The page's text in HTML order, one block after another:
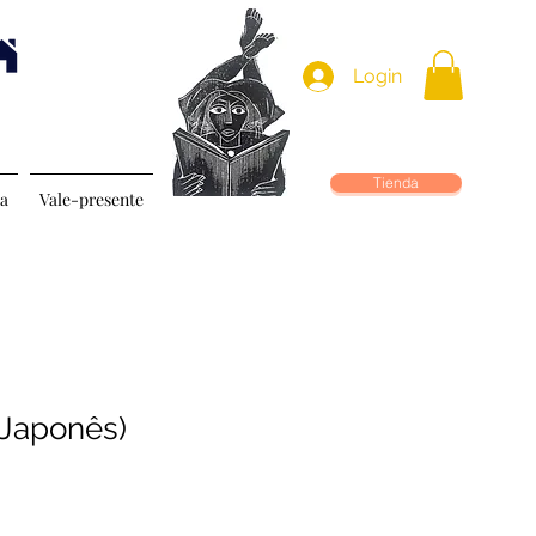
Vale-presente
Login
Tienda